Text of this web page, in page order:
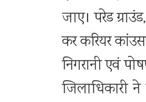
जाए। परेड
कर करियर
निगरानी एवं
जिलाधिकारी